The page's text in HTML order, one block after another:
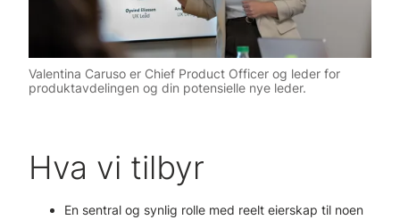
Valentina Caruso er Chief Product Officer og leder for
produktavdelingen og din potensielle nye leder.
Hva vi tilbyr
En sentral og synlig rolle med reelt eierskap til noen